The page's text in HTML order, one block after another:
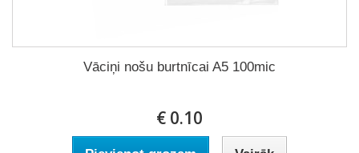
Vāciņi nošu burtnīcai A5 100mic
€ 0.10